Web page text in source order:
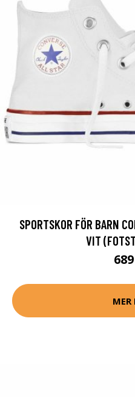
SPORTSKOR FÖR BARN
VIT